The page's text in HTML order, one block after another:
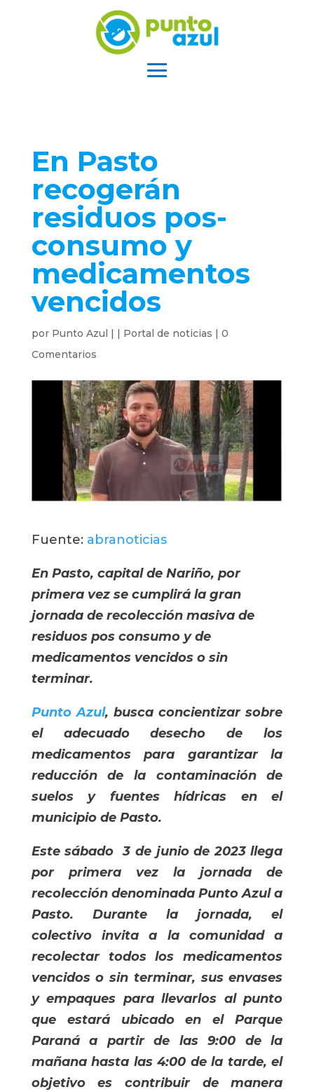
En Pasto
recogerán
residuos pos-
consumo y
medicamentos
vencidos
por Punto Azul | | Portal de noticias | 0
Comentarios
Fuente: abranoticias
En Pasto, capital de Nariño, por
primera vez se cumplirá la gran
jornada de recolección masiva de
residuos pos consumo y de
medicamentos vencidos o sin
terminar.
Punto Azul, busca concientizar sobre
el adecuado desecho de los
medicamentos para garantizar la
reducción de la contaminación de
suelos y fuentes hídricas en el
municipio de Pasto.
Este sábado 3 de junio de 2023 llega
por primera vez la jornada de
recolección denominada Punto Azul a
Pasto. Durante la jornada, el
colectivo invita a la comunidad a
recolectar todos los medicamentos
vencidos o sin terminar, sus envases
y empaques para llevarlos al punto
que estará ubicado en el Parque
Paraná a partir de las 9:00 de la
mañana hasta las 4:00 de la tarde, el
objetivo es contribuir de manera